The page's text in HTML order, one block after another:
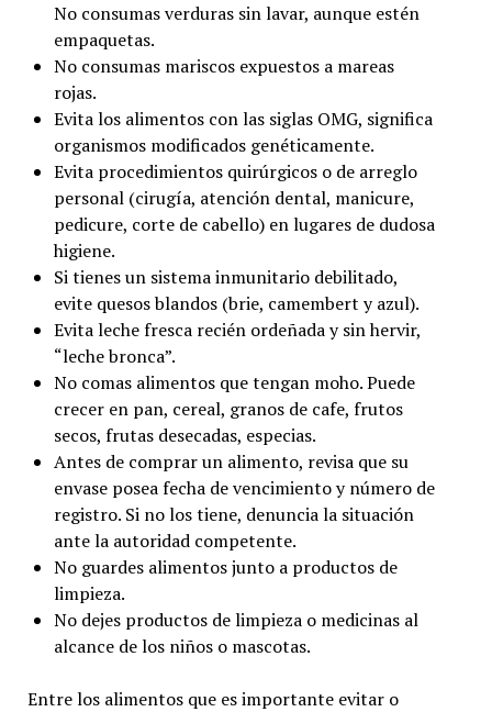
No consumas verduras sin lavar, aunque estén
empaquetas.
No consumas mariscos expuestos a mareas
rojas.
Evita los alimentos con las siglas OMG, significa
organismos modificados genéticamente.
Evita procedimientos quirúrgicos o de arreglo
personal (cirugía, atención dental, manicure,
pedicure, corte de cabello) en lugares de dudosa
higiene.
Si tienes un sistema inmunitario debilitado,
evite quesos blandos (brie, camembert y azul).
Evita leche fresca recién ordeñada y sin hervir,
“leche bronca”.
No comas alimentos que tengan moho. Puede
crecer en pan, cereal, granos de cafe, frutos
secos, frutas desecadas, especias.
Antes de comprar un alimento, revisa que su
envase posea fecha de vencimiento y número de
registro. Si no los tiene, denuncia la situación
ante la autoridad competente.
No guardes alimentos junto a productos de
limpieza.
No dejes productos de limpieza o medicinas al
alcance de los niños o mascotas.
Entre los alimentos que es importante evitar o